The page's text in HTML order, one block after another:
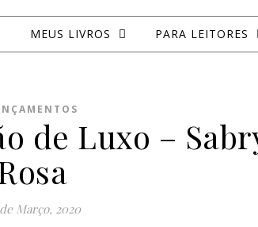
MEUS LIVROS PARA LEITORES
de Luxo –
Março, 2020